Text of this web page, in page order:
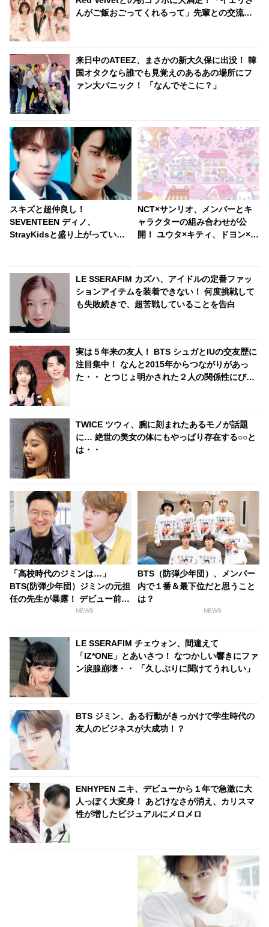
んがご飯おごってくれるって」先輩との交流に
来日中のATEEZ、まさかの新大久保に出没！ 韓
国オタクなら誰でも見覚えのあるあの場所にフ
ァン大パニック！ 「なんでそこに？」
スキズと超仲良し！
SEVENTEEN ディノ、
StrayKidsと盛り上がっていた
グループの元へ連行・・ かわい
すぎる一部始終に爆笑
NCT×サンリオ、メンバーとキ
ャラクターの組み合わせが公
開！ ユウタ×キティ、ドヨン×ク
LE SSERAFIM カズハ、アイドルの定番ファッ
ションアイテムを装着できない！ 何度挑戦して
も失敗続きで、超苦戦していることを告白
実は５年来の友人！ BTS シュガとIUの交友歴に
注目集中！ なんと2015年からつながりがあっ
た・・ とつじょ明かされた２人の関係性にびっ
TWICE ツウィ、腕に刻まれたあるモノが話題
に… 絶世の美女の体にもやっぱり存在する○○と
は・・
「高校時代のジミンは…」
BTS(防弾少年団）ジミンの元担
任の先生が暴露！ デビュー前は
どんな少年だった…？
NEWS
BTS（防弾少年団）、メンバー
内で１番＆最下位だと思うこと
は？
NEWS
LE SSERAFIM チェウォン、間違えて
「IZ*ONE」とあいさつ！ なつかしい響きにファ
ン涙腺崩壊・・ 「久しぶりに聞けてうれしい」
BTS ジミン、ある行動がきっかけで学生時代の
友人のビジネスが大成功！？
ENHYPEN ニキ、デビューから１年で急激に大
人っぽく大変身！ あどけなさが消え、カリスマ
性が増したビジュアルにメロメロ